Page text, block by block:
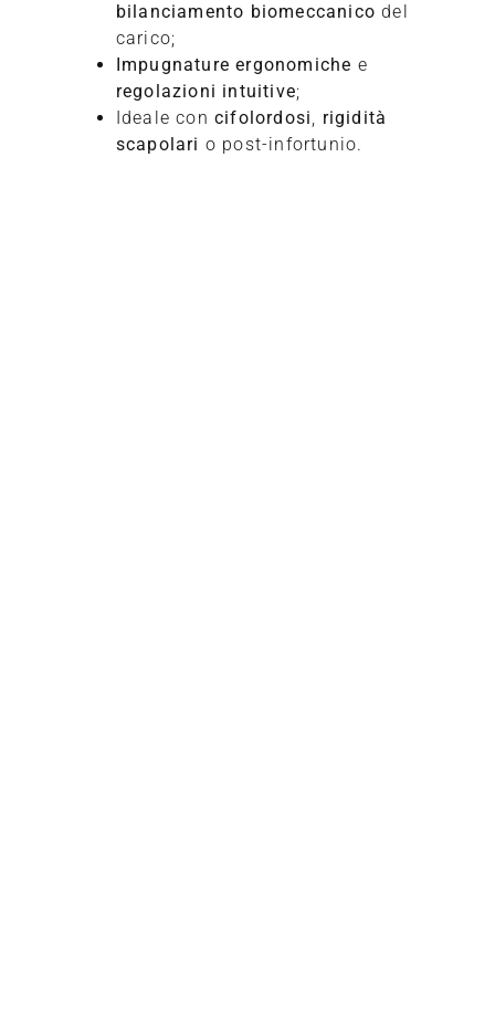
bilanciamento biomeccanico del
carico;
Impugnature ergonomiche e
regolazioni intuitive;
Ideale con cifolordosi, rigidità
scapolari o post-infortunio.